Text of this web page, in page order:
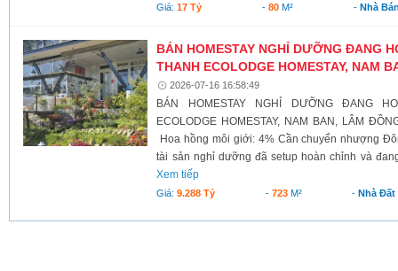
Giá:17 Tỷ -80 M² - Nhà
BÁN HOMESTAY NGHỈ DƯỠNG ĐANG
THANH ECOLODGE HOMESTAY, NAM
2026-07-16 16:58:49
BÁN HOMESTAY NGHỈ DƯỠNG ĐANG
ECOLODGE HOMESTAY, NAM BAN, LÂM
Hoa hồng môi giới: 4% Cần chuyển nhượng
tài sản nghỉ dưỡng đã setup hoàn chỉnh và
Xem tiếp
Giá:9.288 Tỷ - 723M² - Nhà Đất